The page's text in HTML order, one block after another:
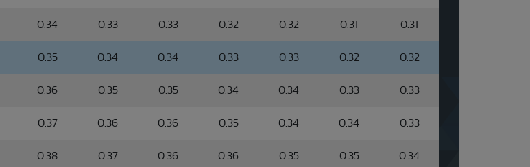
0.34 0.33 0.33 0.32 0.32 0.31 0.31
0.35 0.34 0.34 0.33 0.33 0.32 0.32
0.36 0.35 0.35 0.34 0.34 0.33 0.33
0.37 0.36 0.36 0.35 0.34 0.34 0.33
0.38 0.37 0.36 0.36 0.35 0.35 0.34